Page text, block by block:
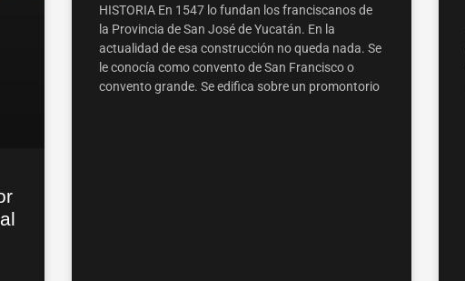
HISTORIA En 1547 lo fundan los franciscanos de
la Provincia de San José de Yucatán. En la
actualidad de esa construcción no queda nada. Se
le conocía como convento de San Francisco o
convento grande. Se edifica sobre un promontorio